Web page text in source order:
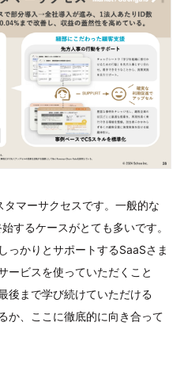
タマーサクセスです。一般的な
するケースがとても多いです。
っかりとサポートするSaaSさま
ービスを使っていただくこと
後まで学び続けていただける
か、ここに徹底的に向き合って